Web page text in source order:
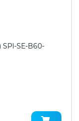
SE-B60-